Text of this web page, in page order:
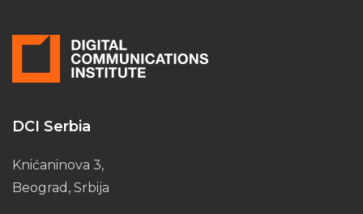
DCI Serbia
Knićaninova 3,
Beograd, Srbija